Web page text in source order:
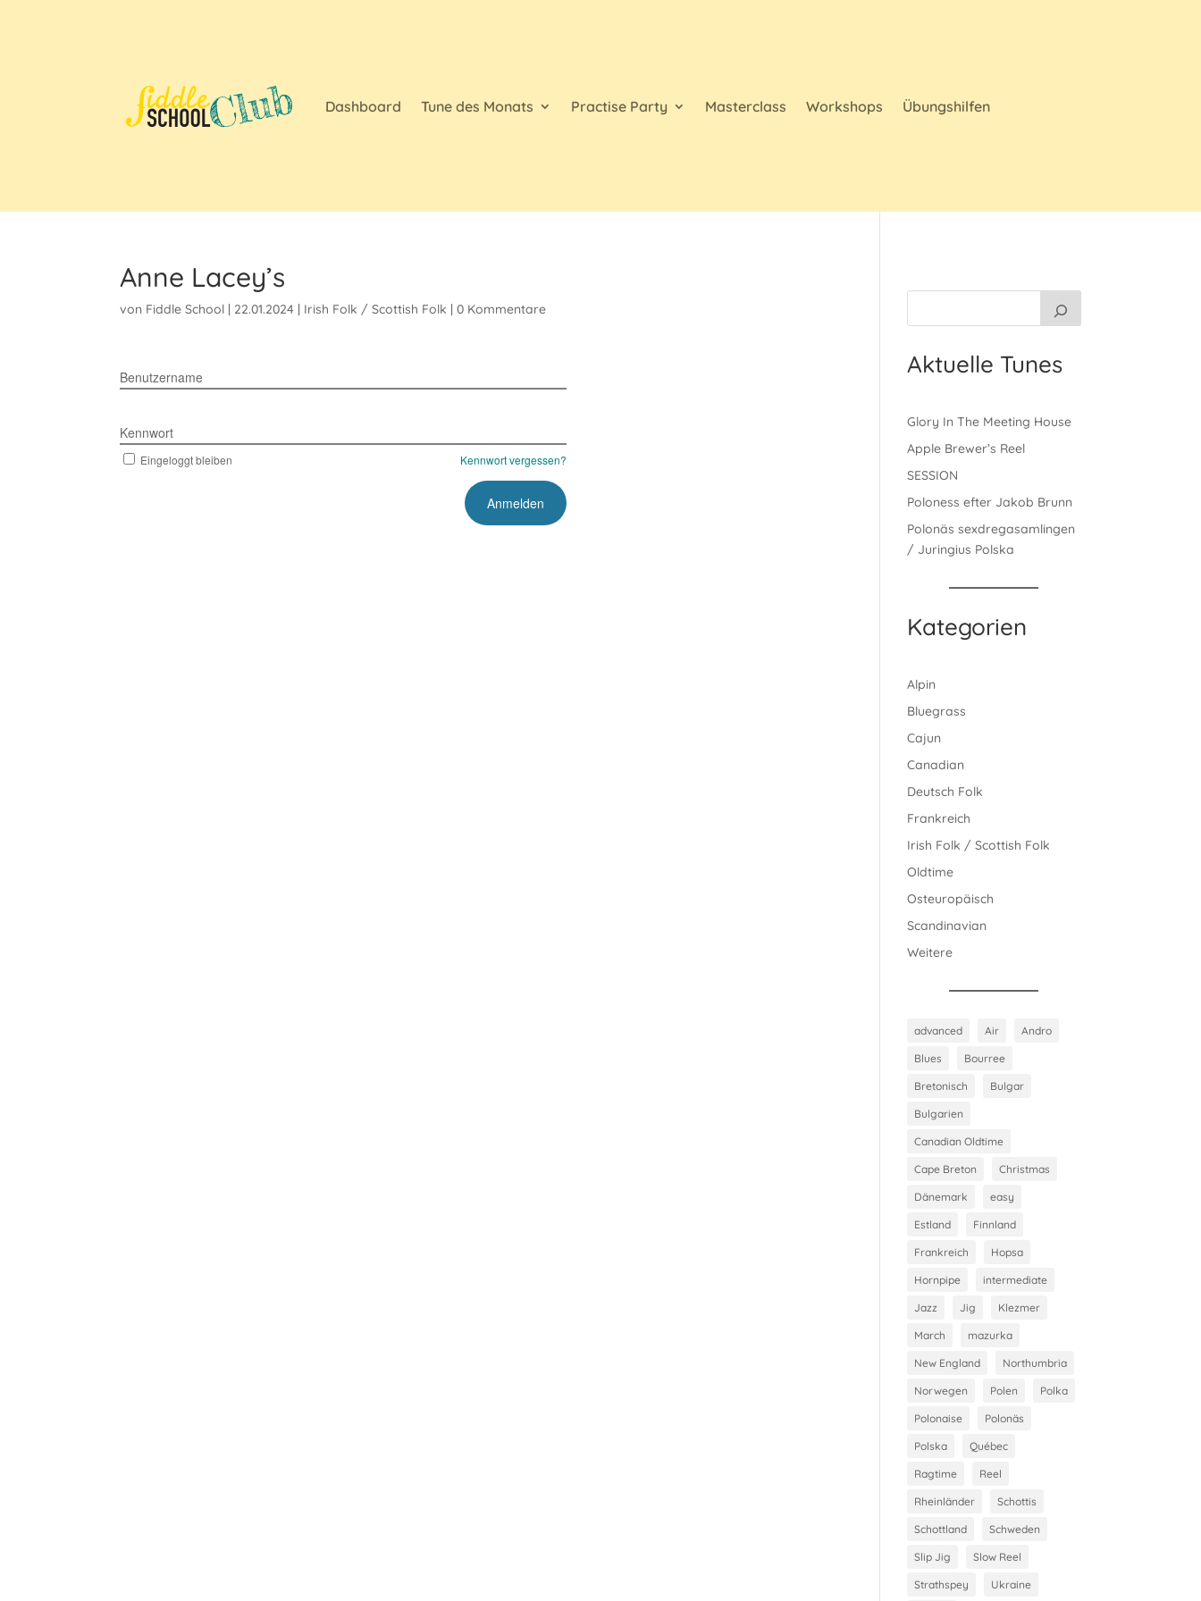
Dashboard Tune des Monats Practise Party Masterclass Workshops Übungshilfen
Anne Lacey’s
von Fiddle School | 22.01.2024 | Irish Folk / Scottish Folk |0 Kommentare
Benutzername
Kennwort
Eingeloggt bleiben Kennwort vergessen?
Aktuelle Tunes
Glory In The Meeting House
Apple Brewer’s Reel
SESSION
Poloness efter Jakob Brunn
Polonäs sexdregasamlingen
/ Juringius Polska
Kategorien
Alpin
Bluegrass
Cajun
Canadian
Deutsch Folk
Frankreich
Irish Folk / Scottish Folk
Oldtime
Osteuropäisch
Scandinavian
Weitere
advanced Air Andro
Blues Bourree
Bretonisch Bulgar
Bulgarien
Canadian Oldtime
Cape Breton Christmas
Dänemark easy
Estland Finnland
Frankreich Hopsa
Hornpipe intermediate
Jazz Jig Klezmer
March mazurka
New England Northumbria
Norwegen Polen Polka
Polonaise Polonäs
Polska Québec
Ragtime Reel
Rheinländer Schottis
Schottland Schweden
Slip Jig Slow Reel
Strathspey Ukraine